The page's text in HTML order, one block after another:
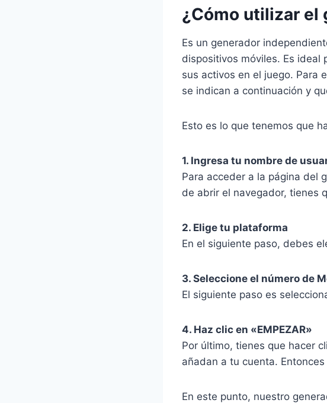
¿Cómo utilizar el
Es un generador
dispositivos móviles. Es ideal
sus activos en el juego. Para
se indican a continuación y
Esto es lo que tenemos que
1. Ingresa tu nombre de
Para acceder a la página del
de abrir el navegador, tienes
2. Elige tu plataforma
En el siguiente paso, debes
3. Seleccione el número de
El siguiente paso es
4. Haz clic en «EMPEZAR»
Por último, tienes que hacer
añadan a tu cuenta.
En este punto, nuestro